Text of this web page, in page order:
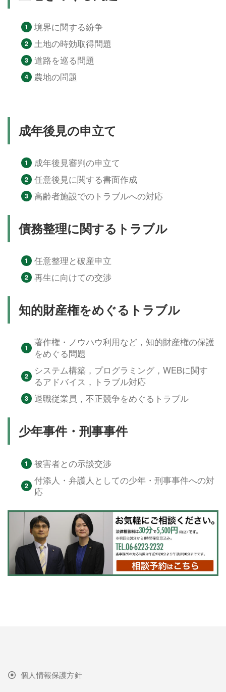
境界に関する紛争
土地の時効取得問題
道路を巡る問題
農地の問題
成年後見の申立て
成年後見審判の申立て
任意後見に関する書面作成
高齢者施設でのトラブルへの対応
債務整理に関するトラブル
任意整理と破産申立
再生に向けての交渉
知的財産権をめぐるトラブル
著作権・ノウハウ利用など，知的財産権の保護
をめぐる問題
システム構築，プログラミング，WEBに関す
るアドバイス，トラブル対応
退職従業員，不正競争をめぐるトラブル
少年事件・刑事事件
被害者との示談交渉
付添人・弁護人としての少年・刑事事件への対
応
個人情報保護方針